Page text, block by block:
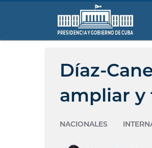
Díaz-
ampliar y
NACIONALES